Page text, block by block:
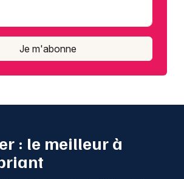
Je m'abonne
: le meilleur à